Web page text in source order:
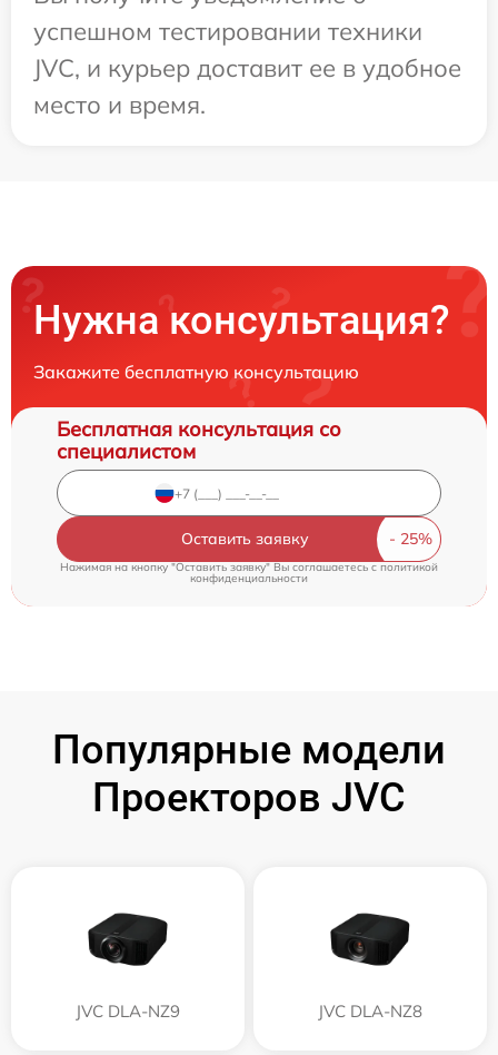
успешном тестировании техники
JVC, и курьер доставит ее в удобное
место и время.
Нужна консультация?
Закажите бесплатную консультацию
Бесплатная консультация со
специалистом
Оставить заявку
Нажимая на кнопку "Оставить заявку" Вы соглашаетесь cполитикой
конфиденциальности
Популярные модели
Проекторов JVC
JVC DLA-NZ9 JVC DLA-NZ8